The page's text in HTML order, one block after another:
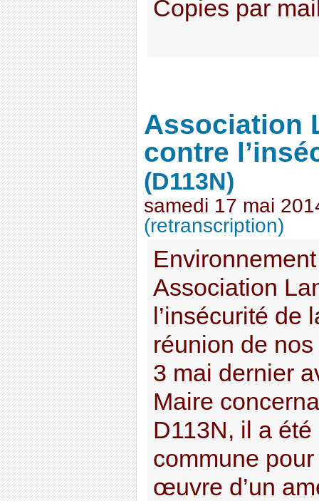
Copies par
Association
contre
(D113N)
samedi 17 mai
(retranscription)
Association
l’insécurité de
réunion de
3 mai dernier
Maire
D113N, il a
commune
œuvre d’un